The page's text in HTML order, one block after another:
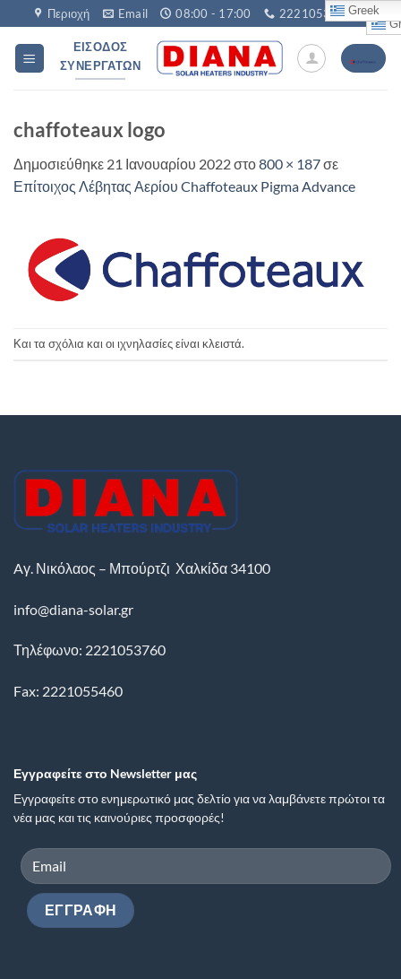
Μετάβαση
στο
περιεχόμενο
Περιοχή Email 08:00 - 17:00 2221053760
ΕΊΣΟΔΟΣ
ΣΥΝΕΡΓΑΤΏΝ
chaffoteaux logo
Δημοσιεύθηκε 21 Ιανουαρίου 2022στο800 × 187σε
Επίτοιχος Λέβητας Αερίου Chaffoteaux Pigma Advance
Και τα σχόλια και οι ιχνηλασίες είναι κλειστά.
Aγ. Νικόλαος – Μπούρτζι Χαλκίδα 34100
info@diana-solar.gr
Τηλέφωνο: 2221053760
Fax: 2221055460
Εγγραφείτε στο Newsletter μας
Εγγραφείτε στο ενημερωτικό μας δελτίο για να λαμβάνετε πρώτοι τα
νέα μας και τις καινούριες προσφορές!
Greek